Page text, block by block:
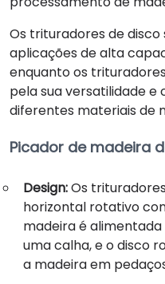
Os trituradores de
aplicações de alta
enquanto os
pela sua versatilidade
diferentes materiais de
Picador de madeira
Design:Os
horizontal rotativo
madeira é
uma calha, e o disco
a madeira em